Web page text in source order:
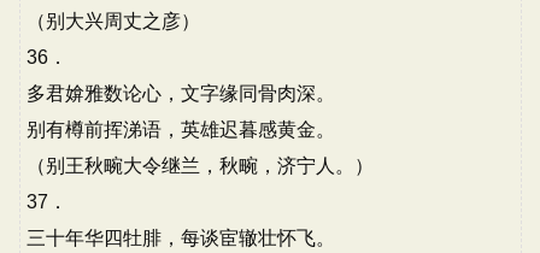
（别大兴周丈之彦）
36．
多君媕雅数论心，文字缘同骨肉深。
别有樽前挥涕语，英雄迟暮感黄金。
（别王秋畹大令继兰，秋畹，济宁人。）
37．
三十年华四牡腓，每谈宦辙壮怀飞。